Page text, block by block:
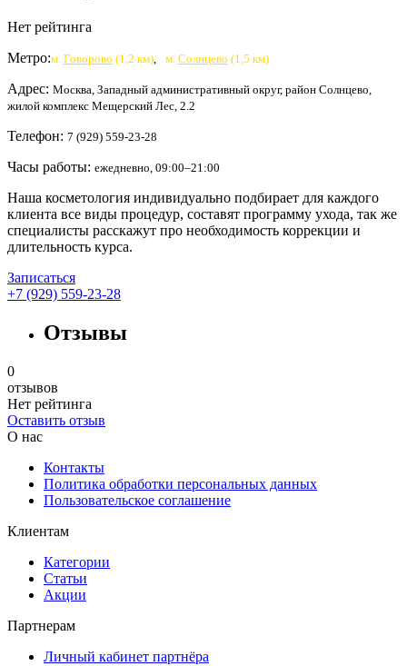
Нет рейтинга
Метро:м. Говорово (1,2 км) м. Солнцево (1,5 км)
Адрес: Москва, Западный административный округ, район Солнцево,
жилой комплекс Мещерский Лес, 2.2
Телефон: 7 (929) 559-23-28
Часы работы: ежедневно, 09:00–21:00
Наша косметология индивидуально подбирает для каждого
клиента все виды процедур, составят программу ухода, так же
специалисты расскажут про необходимость коррекции и
длительность курса.
Записаться
+7 (929) 559-23-28
Отзывы
0
отзывов
Нет рейтинга
Оставить отзыв
О нас
Контакты
Политика обработки персональных данных
Пользовательское соглашение
Клиентам
Категории
Статьи
Акции
Партнерам
Личный кабинет партнёра